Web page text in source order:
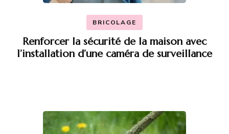
BRICOLAGE
Renforcer la sécurité de la maison avec
l’installation d’une caméra de surveillance